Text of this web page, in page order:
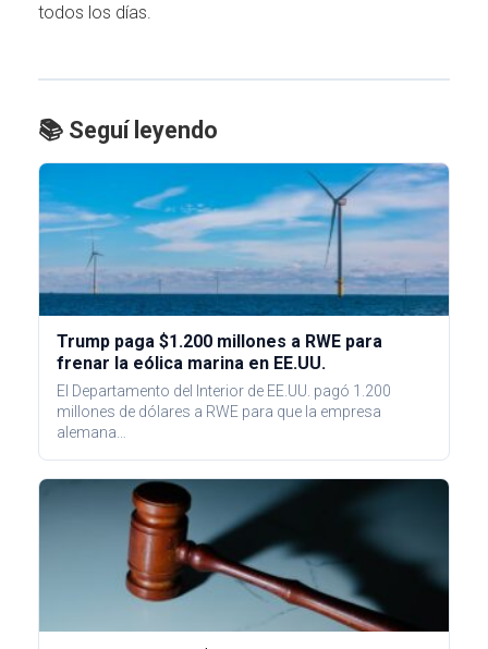
todos los días.
📚 Seguí leyendo
Trump paga $1.200 millones a RWE para
frenar la eólica marina en EE.UU.
El Departamento del Interior de EE.UU. pagó 1.200
millones de dólares a RWE para que la empresa
alemana…